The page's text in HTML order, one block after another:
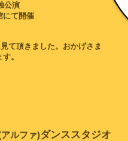
公演
て開催
て頂きました。おかげさま
。
ルファ)ダンススタジオ